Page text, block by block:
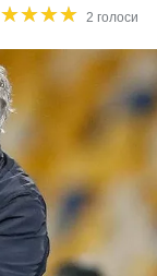
★★★★
★★★★ 2 голоси